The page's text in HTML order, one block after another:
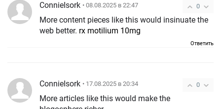
0
ConnieIsork • 08.08.2025 в 22:47
More content pieces like this would insinuate the
web better. rx motilium 10mg
Ответить
0
ConnieIsork • 17.08.2025 в 20:34
More articles like this would make the